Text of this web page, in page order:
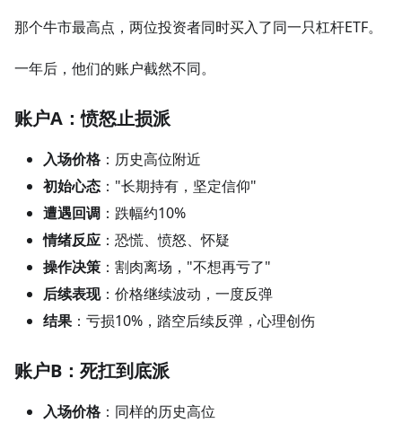
那个牛市最高点，两位投资者同时买入了同一只杠杆ETF。
一年后，他们的账户截然不同。
账户A：愤怒止损派
入场价格：历史高位附近
初始心态 ："长期持有，坚定信仰"
遭遇回调 ：跌幅约10%
情绪反应 ：恐慌、愤怒、怀疑
操作决策 ：割肉离场，"不想再亏了"
后续表现：价格继续波动，一度反弹
结果 ：亏损10%，踏空后续反弹，心理创伤
账户B：死扛到底派
入场价格：同样的历史高位